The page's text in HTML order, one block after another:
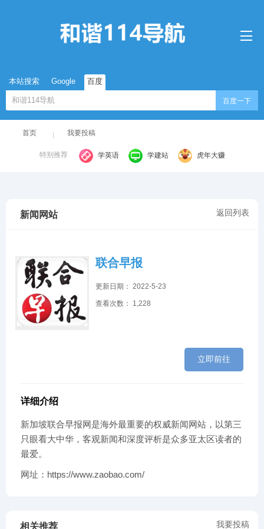
本站搜索 Google 百度
百度一下
首页 我要投稿
特别推荐 学英语 学建站 虎年大赚
返回列表
新闻网站
联合早报
更新日期： 2022-5-23
查看次数： 1,228
立即前往
详细介绍
新加坡联合早报网是海外最重要的权威新闻网站，以第三
只眼看大中华，客观新闻和深度评析是众多亚太区读者的
最爱。
网址：https://www.zaobao.com/
我要投稿
相关推荐